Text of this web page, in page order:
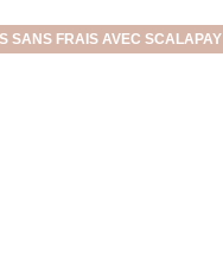
SANS FRAIS AVEC SCALAPAY